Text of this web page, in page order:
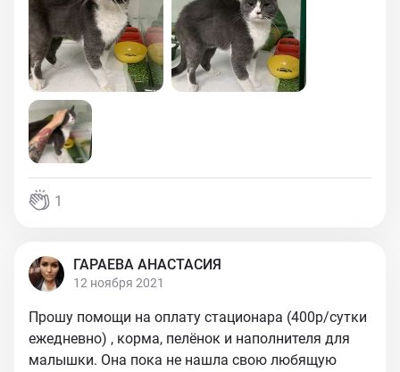
1
ГАРАЕВА АНАСТАСИЯ
12 ноября 2021
Прошу помощи на оплату стационара (400р/сутки
ежедневно) , корма, пелёнок и наполнителя для
малышки. Она пока не нашла свою любящую